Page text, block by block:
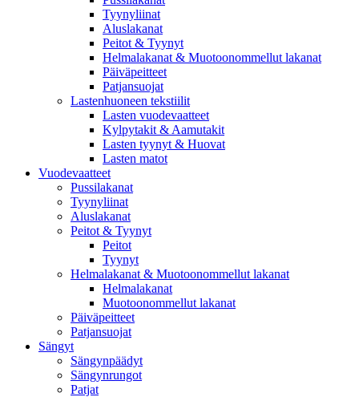
Tyynyliinat
Aluslakanat
Peitot & Tyynyt
Helmalakanat & Muotoonommellut lakanat
Päiväpeitteet
Patjansuojat
Lastenhuoneen tekstiilit
Lasten vuodevaatteet
Kylpytakit & Aamutakit
Lasten tyynyt & Huovat
Lasten matot
Vuodevaatteet
Pussilakanat
Tyynyliinat
Aluslakanat
Peitot & Tyynyt
Peitot
Tyynyt
Helmalakanat & Muotoonommellut lakanat
Helmalakanat
Muotoonommellut lakanat
Päiväpeitteet
Patjansuojat
Sängyt
Sängynpäädyt
Sängynrungot
Patjat